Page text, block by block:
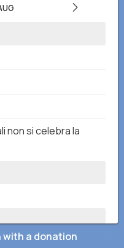
non si celebra la
with a donation